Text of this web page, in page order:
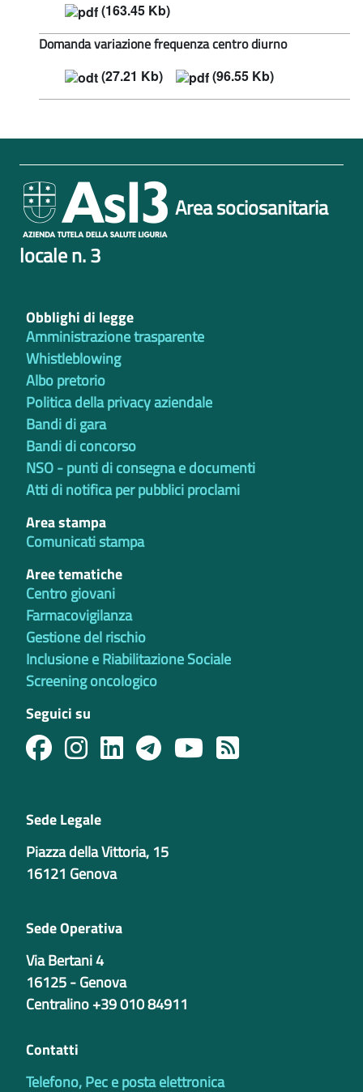
(163.45 Kb)
Domanda variazione frequenza centro diurno
(27.21 Kb) (96.55 Kb)
Area sociosanitaria
locale n. 3
Obblighi di legge
Amministrazione trasparente
Whistleblowing
Albo pretorio
Politica della privacy aziendale
Bandi di gara
Bandi di concorso
NSO - punti di consegna e documenti
Atti di notifica per pubblici proclami
Area stampa
Comunicati stampa
Aree tematiche
Centro giovani
Farmacovigilanza
Gestione del rischio
Inclusione e Riabilitazione Sociale
Screening oncologico
Seguici su
Sede Legale
Piazza della Vittoria, 15
16121 Genova
Sede Operativa
Via Bertani 4
16125 - Genova
Centralino +39 010 84911
Contatti
Telefono, Pec e posta elettronica